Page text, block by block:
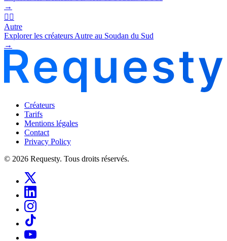
→
🧜‍♂️
Autre
Explorer les créateurs Autre au Soudan du Sud
→
Créateurs
Tarifs
Mentions légales
Contact
Privacy Policy
© 2026 Requesty. Tous droits réservés.